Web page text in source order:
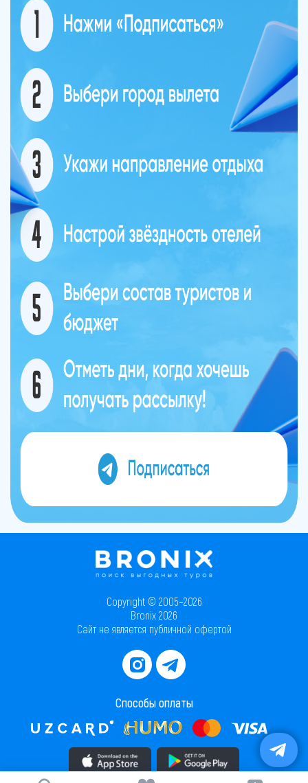
Copyright © 2005–2026
Bronix 2026
Сайт не является публичной офертой
Способы оплаты
Скачать приложение в AppStore Скачать приложение в PlayMarket